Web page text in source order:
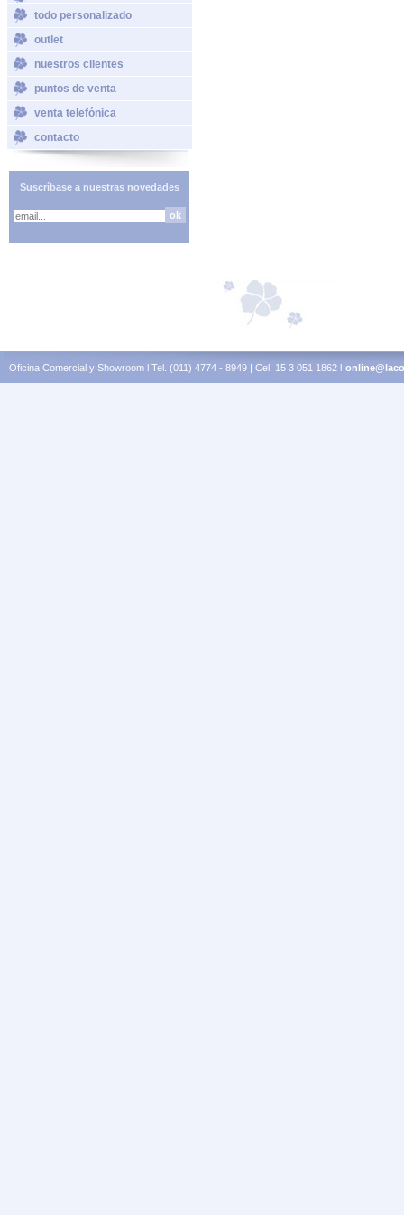
todo personalizado
outlet
nuestros clientes
puntos de venta
venta telefónica
contacto
Suscríbase a nuestras novedades
Oficina Comercial y Showroom l Tel. (011) 4774 - 8949 | Cel. 15 3 051 1862 l